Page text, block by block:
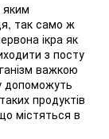
яким
так само ж
ікра як
з посту
важкою
допоможуть
продуктів
містяться в